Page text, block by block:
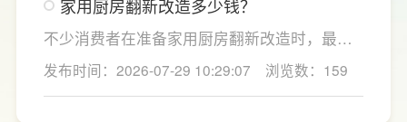
用吊柜、地柜、高柜等收纳空间，并配置抽屉
分区、拉篮、转角收纳等功能设计，提高空间
利用率。
家用厨房翻新改造多少钱？
不少消费者在准备家用厨房翻新改造时，最关
心的问题莫过于“家用厨房翻新改造多少钱”，接
下来LESSO领尚为大家解答一下。事实上，厨
房改造费用并没有统一标准，通常会受到改造
发布时间：2026-07-29 10:29:07 浏览数：159